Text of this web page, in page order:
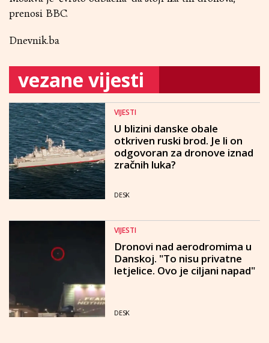
prenosi BBC.
Dnevnik.ba
vezane vijesti
VIJESTI
U blizini danske obale
otkriven ruski brod. Je li on
odgovoran za dronove iznad
zračnih luka?
DESK
VIJESTI
Dronovi nad aerodromima u
Danskoj. "To nisu privatne
letjelice. Ovo je ciljani napad"
DESK